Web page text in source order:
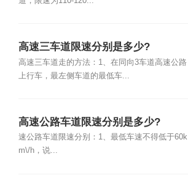
高速三车道限速分别是多少?
高速三车道走的方法：1、在同向3车道高速公路
上行车，最左侧车道的最低车...
高速公路车道限速分别是多少?
速公路车道限速分别：1、最低车速不得低于60k
m\/h，说...